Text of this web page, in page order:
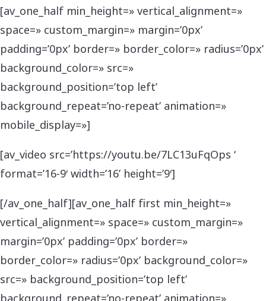
[av_one_half min_height=» vertical_alignment=»
space=» custom_margin=» margin=’0px’
padding=’0px’ border=» border_color=» radius=’0px’
background_color=» src=»
background_position=’top left’
background_repeat=’no-repeat’ animation=»
mobile_display=»]
[av_video src=’https://youtu.be/7LC13uFqOps ‘
format=’16-9′ width=’16’ height=’9′]
[/av_one_half][av_one_half first min_height=»
vertical_alignment=» space=» custom_margin=»
margin=’0px’ padding=’0px’ border=»
border_color=» radius=’0px’ background_color=»
src=» background_position=’top left’
background_repeat=’no-repeat’ animation=»